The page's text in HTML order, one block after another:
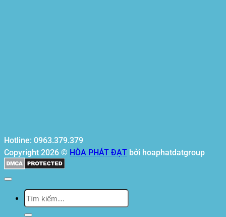
Hotline: 0963.379.379
Copyright 2026 © HÒA PHÁT ĐẠT bởi hoaphatdatgroup
Tìm
kiếm: